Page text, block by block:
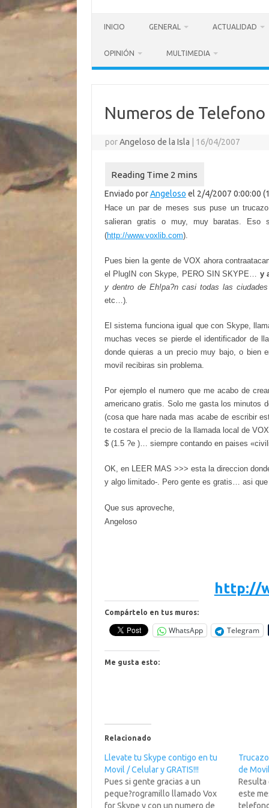
INICIO GENERAL ACTUALIDAD
OPINIÓN MULTIMEDIA
Numeros de Telefono
porAngeloso de la Isla 16/04/2007
Enviado porAngeloso el 2/4/2007 0:00:00
Hace un par de meses sus puse un
salieran gratis o muy, muy baratas. Eso
(http://www.voxlib.com).
Pues bien la gente de VOX ahora
el PlugIN con Skype, PERO SIN SKYPE… y
y dentro de Eh!pa?n casi todas las ciudades
etc…).
El sistema funciona igual que con Skype,
muchas veces se pierde el identificador de
donde quieras a un precio muy bajo, o bien
movil recibiras sin problema.
Por ejemplo el numero que me acabo de
americano gratis. Solo me gasta los minutos
(cosa que hare nada mas acabe de escribir
te costara el precio de la llamada local de
$ (1.5 ?e )… siempre contando en paises
OK, en LEER MAS >>> esta la direccion
y algo limitado-. Pero gente es gratis… asi que
Que sus aproveche,
Angeloso
http://
Compártelo en tus muros:
WhatsApp Telegram
Me gusta esto:
Relacionado
Llevate tu Skype contigo en tu
Movil / Celular y GRATIS!!!
Pues si gente gracias a un
peque?rogramillo llamado Vox
for Skype y con un numero de
de
Resulta
este